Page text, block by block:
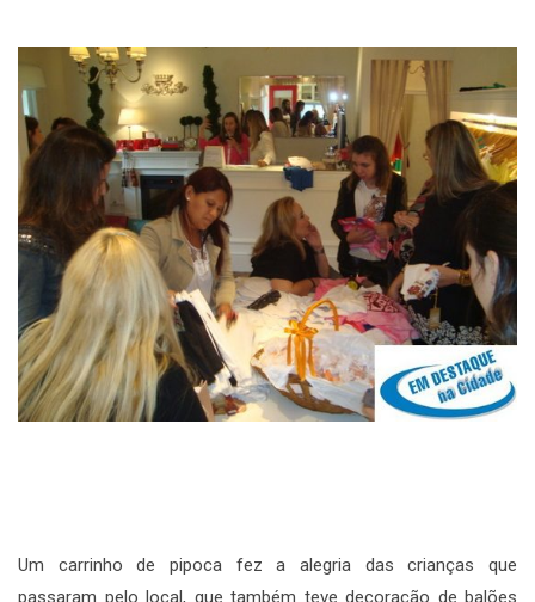
Um carrinho de pipoca fez a alegria das crianças que
passaram pelo local, que também teve decoração de balões